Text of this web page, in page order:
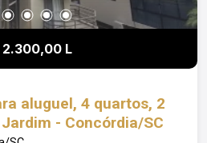
2.300,00 L
aluguel, 4 quartos, 2
- Concórdia/SC